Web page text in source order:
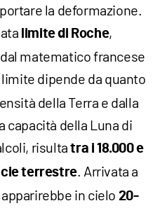
la deformazione.
limite di Roche,
matematico francese
dipende da quanto
della Terra e dalla
capacità della Luna di
risultatra i 18.000 e
terrestre. Arrivata a
in cielo 20-